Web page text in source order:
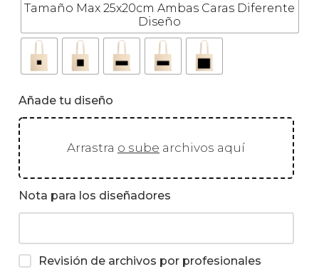
Tamaño Max 25x20cm Ambas Caras Diferente
Diseño
Añade tu diseño
Arrastra o sube archivos aquí
Nota para los diseñadores
Revisión de archivos por profesionales